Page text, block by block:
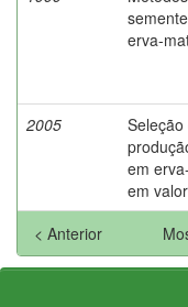
erva-
2005
em
em
< Anterior